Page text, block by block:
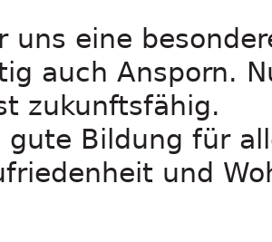
uns eine
auch Ansporn.
zukunftsfähig.
Bildung für
und